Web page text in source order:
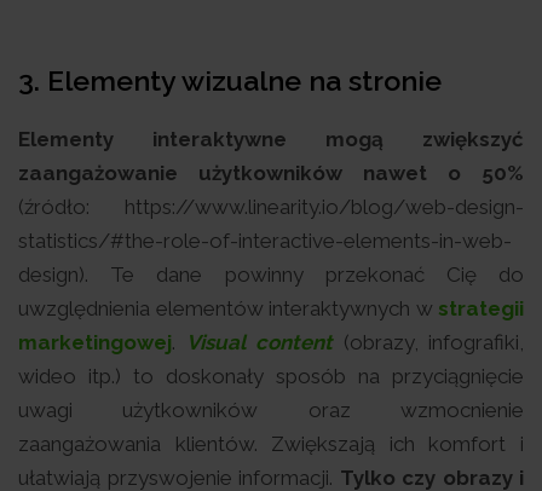
3. Elementy wizualne na stronie
Elementy interaktywne mogą zwiększyć
zaangażowanie użytkowników nawet o 50%
(źródło: https://www.linearity.io/blog/web-design-
statistics/#the-role-of-interactive-elements-in-web-
design). Te dane powinny przekonać Cię do
uwzględnienia elementów interaktywnych w strategii
marketingowej. Visual content(obrazy, infografiki,
wideo itp.) to doskonały sposób na przyciągnięcie
uwagi użytkowników oraz wzmocnienie
zaangażowania klientów. Zwiększają ich komfort i
ułatwiają przyswojenie informacji. Tylko czy obrazy i